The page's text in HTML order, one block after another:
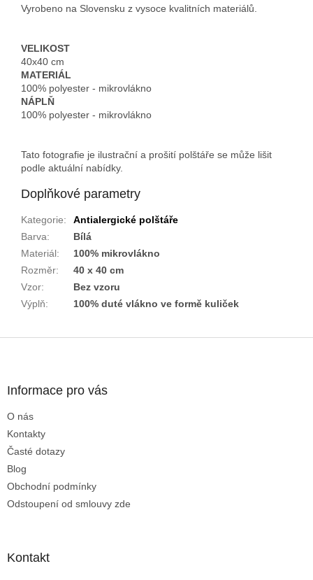
Vyrobeno na Slovensku z vysoce kvalitních materiálů.
VELIKOST
40x40 cm
MATERIÁL
100% polyester - mikrovlákno
NÁPLŇ
100% polyester - mikrovlákno
Tato fotografie je ilustrační a prošití polštáře se může lišit
podle aktuální nabídky.
Doplňkové parametry
Kategorie:
Antialergické polštáře
Barva:
Bílá
Materiál:
100% mikrovlákno
Rozměr:
40 x 40 cm
Vzor:
Bez vzoru
Výplň: 100% duté vlákno ve formě kuliček
Informace pro vás
O nás
Kontakty
Časté dotazy
Blog
Obchodní podmínky
Odstoupení od smlouvy zde
Kontakt